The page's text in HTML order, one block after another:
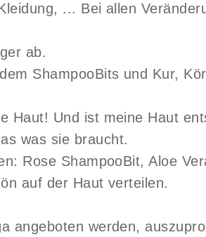
... Bei allen
ab.
ShampooBits und Kur,
Haut! Und ist meine Haut
was sie braucht.
Rose ShampooBit, Aloe
auf der Haut verteilen.
angeboten werden,